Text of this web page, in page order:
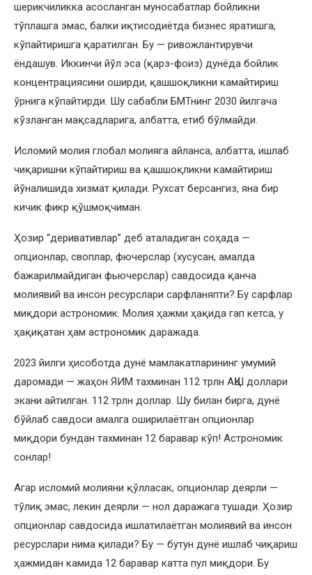
шерикчиликка асосланган муносабатлар бойликни
тўплашга эмас, балки иқтисодиётда бизнес яратишга,
кўпайтиришга қаратилган. Бу — ривожлантирувчи
ёндашув. Иккинчи йўл эса (қарз-фоиз) дунёда бойлик
концентрациясини оширди, қашшоқликни камайтириш
ўрнига кўпайтирди. Шу сабабли БМТнинг 2030 йилгача
кўзланган мақсадларига, албатта, етиб бўлмайди.
Исломий молия глобал молияга айланса, албатта, ишлаб
чиқаришни кўпайтириш ва қашшоқликни камайтириш
йўналишида хизмат қилади. Рухсат берсангиз, яна бир
кичик фикр қўшмоқчиман.
Ҳозир “деривативлар” деб аталадиган соҳада —
опционлар, своплар, фючерслар (хусусан, амалда
бажарилмайдиган фьючерслар) савдосида қанча
молиявий ва инсон ресурслари сарфланяпти? Бу сарфлар
миқдори астрономик. Молия ҳажми ҳақида гап кетса, у
ҳақиқатан ҳам астрономик даражада.
2023 йилги ҳисоботда дунё мамлакатларининг умумий
даромади — жаҳон ЯИМ тахминан 112 трлн АҚШ доллари
экани айтилган. 112 трлн доллар. Шу билан бирга, дунё
бўйлаб савдоси амалга оширилаётган опционлар
миқдори бундан тахминан 12 баравар кўп! Астрономик
сонлар!
Агар исломий молияни қўлласак, опционлар деярли —
тўлиқ эмас, лекин деярли — нол даражага тушади. Ҳозир
опционлар савдосида ишлатилаётган молиявий ва инсон
ресурслари нима қилади? Бу — бутун дунё ишлаб чиқариш
ҳажмидан камида 12 баравар катта пул миқдори. Бу